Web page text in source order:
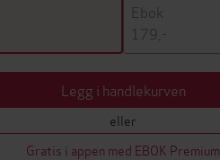
Ebok
179,-
Legg i handlekurven
eller
Gratis i appen med EBOK Premium